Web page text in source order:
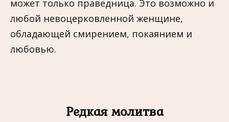
может только праведница. Это возможно и
любой невоцерковленной женщине,
обладающей смирением, покаянием и
любовью.
Редкая молитва